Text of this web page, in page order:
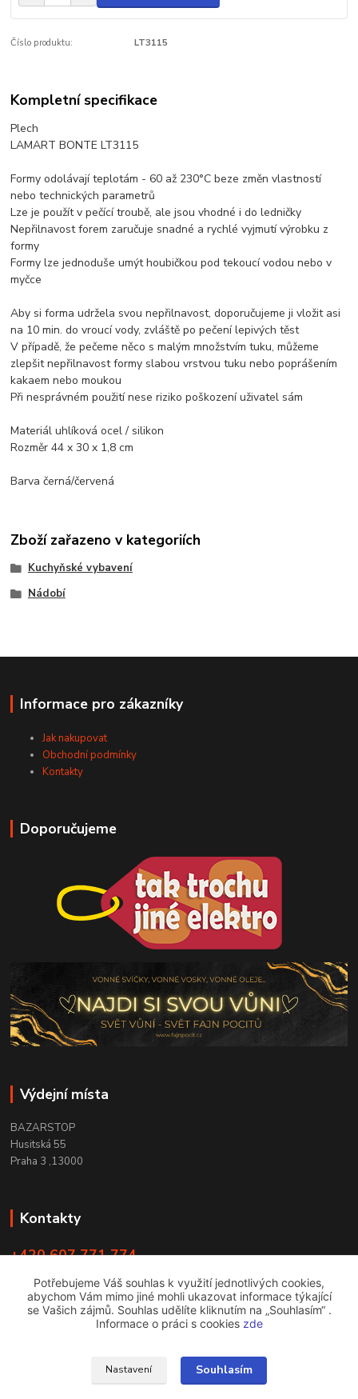
Číslo produktu: LT3115
Kompletní specifikace
Plech
LAMART BONTE LT3115
Formy odolávají teplotám - 60 až 230°C beze změn vlastností
nebo technických parametrů
Lze je použít v pečící troubě, ale jsou vhodné i do ledničky
Nepřilnavost forem zaručuje snadné a rychlé vyjmutí výrobku z
formy
Formy lze jednoduše umýt houbičkou pod tekoucí vodou nebo v
myčce
Aby si forma udržela svou nepřilnavost, doporučujeme ji vložit asi
na 10 min. do vroucí vody, zvláště po pečení lepivých těst
V případě, že pečeme něco s malým množstvím tuku, můžeme
zlepšit nepřilnavost formy slabou vrstvou tuku nebo poprášením
kakaem nebo moukou
Při nesprávném použití nese riziko poškození uživatel sám
Materiál uhlíková ocel / silikon
Rozměr 44 x 30 x 1,8 cm
Barva černá/červená
Zboží zařazeno v kategoriích
Kuchyňské vybavení
Nádobí
Informace pro zákazníky
Jak nakupovat
Obchodní podmínky
Kontakty
Doporučujeme
Výdejní místa
BAZARSTOP
Husitská 55
Praha 3 ,13000
Kontakty
+420 607 771 774
info@bazarstop.cz
Potřebujeme Váš souhlas k využití jednotlivých cookies,
abychom Vám mimo jiné mohli ukazovat informace týkající
se Vašich zájmů. Souhlas udělíte kliknutím na „Souhlasím“ .
Informace o práci s cookies zde
Nastavení Souhlasím